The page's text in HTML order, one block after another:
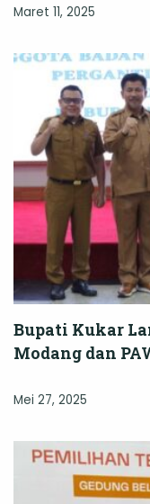
Maret 11, 2025
Bupati Kukar
Modang dan
Mei 27, 2025